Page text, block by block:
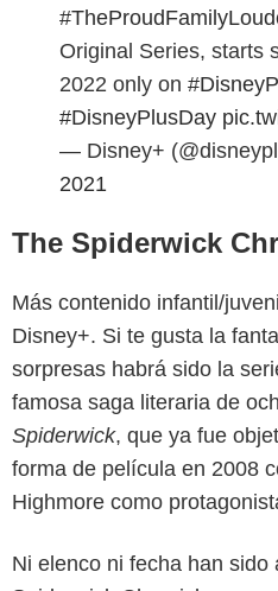
Original Series, starts
2022 only on
#DisneyPlusDay
— Disney+
2021
The Spiderwick
Más contenido infantil/
Disney+. Si te gusta la
sorpresas habrá sido la
famosa saga literaria de
Spiderwick, que ya fue
forma de película en 2008
Highmore como
Ni elenco ni fecha han sido